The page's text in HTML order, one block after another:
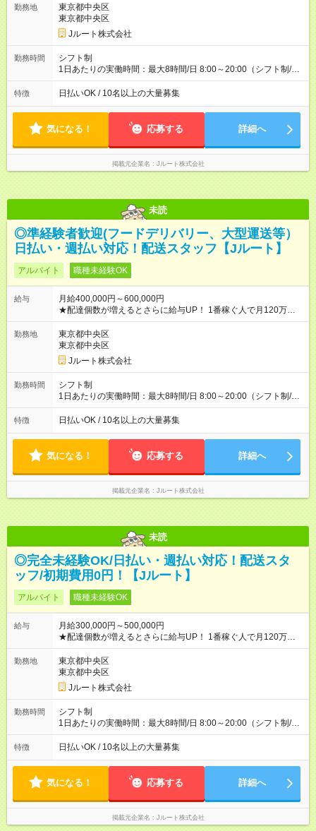
万円／週6日稼働 ・地方郊外エリア 月収40万円／週5日稼働 月
収40万円~50万円／週6日稼働 ＜モデルイメージ＞ ■月収50万
円 (27歳男性/江東区在住)※元建築関係 1日150個配達×25日勤務
(日休み) ■月収80万円(43歳男性/墨田区在住)※元営業 1日200個
勤務地
東京都中央区
東京都中央区
Jルート株式会社
勤務時間
シフト制
1日あたりの実働時間：最大8時間/日 8:00～20:00（シフト制/実
働8時間） ※週5日勤務（場所次第では週4も有り） ※配達状況に
よって時間外での勤務可能性有り ※案件により多少の前後あり
特徴 日払いOK / 10名以上の大量募集
気になる！ 応募する 詳細へ
掲載元企業名 Jルート株式会社
未読
◎準経験者歓迎(フードデリバリー、大型運送等）
日払い・週払い対応！配送スタッフ【Jルート】
アルバイト 職種未経験OK
給与
月給400,000円～600,000円
★配達個数が増えるとさらに給与UP！ 1番稼ぐ人で月120万ほ
ど！ ・主要都市エリア 月収55万円／週5日稼働 月収65万~112
万円／週6日稼働 ・地方郊外エリア 月収40万円／週5日稼働 月
収40万円~50万円／週6日稼働 ＜モデルイメージ＞ ■月収50万
円 (27歳男性/江東区在住)※元建築関係 1日150個配達×25日勤務
(日休み) ■月収80万円(43歳男性/墨田区在住)※元営業 1日200個
勤務地
東京都中央区
東京都中央区
Jルート株式会社
勤務時間
シフト制
1日あたりの実働時間：最大8時間/日 8:00～20:00（シフト制/実
働8時間） ※週5日勤務（場所次第では週4も有り） ※配達状況に
よって時間外での勤務可能性有り ※案件により多少の前後あり
特徴 日払いOK / 10名以上の大量募集
気になる！ 応募する 詳細へ
掲載元企業名 Jルート株式会社
未読
◎完全未経験OK/日払い・週払い対応！配送スタ
ッフ/初期費用0円！【Jルート】
アルバイト 職種未経験OK
給与
月給300,000円～500,000円
★配達個数が増えるとさらに給与UP！ 1番稼ぐ人で月120万ほ
ど！ ・主要都市エリア 月収55万円／週5日稼働 月収65万~112
万円／週6日稼働 ・地方郊外エリア 月収40万円／週5日稼働 月
収40万円~50万円／週6日稼働 ＜モデルイメージ＞ ■月収50万
円 (27歳男性/江東区在住)※元建築関係 1日150個配達×25日勤務
(日休み) ■月収80万円(43歳男性/墨田区在住)※元営業 1日200個
勤務地
東京都中央区
東京都中央区
Jルート株式会社
勤務時間
シフト制
1日あたりの実働時間：最大8時間/日 8:00～20:00（シフト制/実
働8時間） ※週5日勤務（場所次第では週4も有り） ※配達状況に
よって時間外での勤務可能性有り ※案件により多少の前後あり
特徴 日払いOK / 10名以上の大量募集
気になる！ 応募する 詳細へ
掲載元企業名 Jルート株式会社